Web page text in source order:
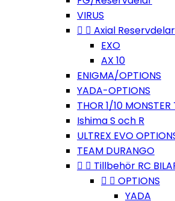
VIRUS
  Axial Reservdelar
EXO
AX 10
ENIGMA/OPTIONS
YADA-OPTIONS
THOR 1/10 MONSTER
Ishima S och R
ULTREX EVO
TEAM DURANGO
  Tillbehör RC
  OPTIONS
YADA